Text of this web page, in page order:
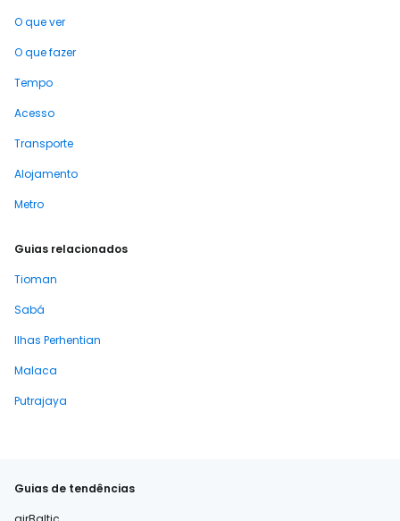
O que ver
O que fazer
Tempo
Acesso
Transporte
Alojamento
Metro
Guias relacionados
Tioman
Sabá
Ilhas Perhentian
Malaca
Putrajaya
Guias de tendências